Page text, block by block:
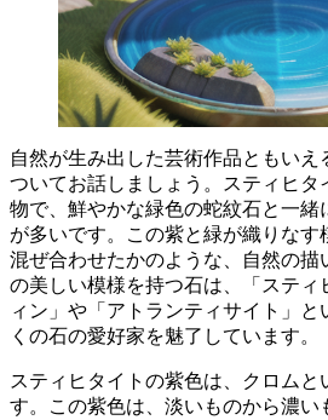
自然が生み出した芸術作品ともいえ
ついてお話しましょう。スティヒタ
物で、鮮やかな緑色の蛇紋石と一緒
が多いです。この紫と緑が織りなす
混ぜ合わせたかのような、
自然の描
の美しい模様を持つ石は、「スティ
ィン」や「アトランティサイト」
くの石の愛好家を魅了しています。
スティヒタイトの紫色は、クロム
す。この紫色は、淡いものから濃い